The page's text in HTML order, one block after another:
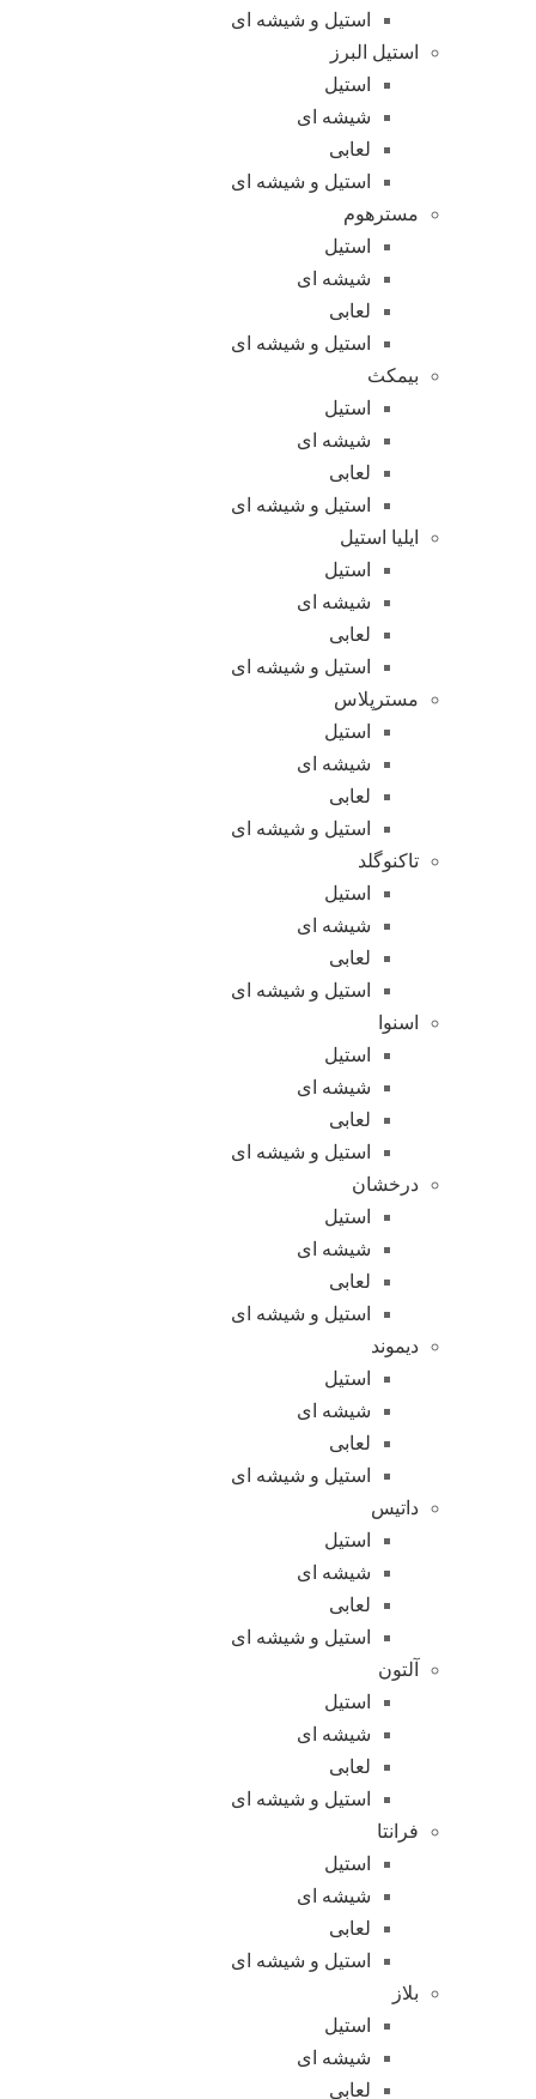
استیل و شیشه ای
استیل البرز
استیل
شیشه ای
لعابی
استیل و شیشه ای
مسترهوم
استیل
شیشه ای
لعابی
استیل و شیشه ای
بیمکث
استیل
شیشه ای
لعابی
استیل و شیشه ای
ایلیا استیل
استیل
شیشه ای
لعابی
استیل و شیشه ای
مسترپلاس
استیل
شیشه ای
لعابی
استیل و شیشه ای
تاکنوگلد
استیل
شیشه ای
لعابی
استیل و شیشه ای
اسنوا
استیل
شیشه ای
لعابی
استیل و شیشه ای
درخشان
استیل
شیشه ای
لعابی
استیل و شیشه ای
دیموند
استیل
شیشه ای
لعابی
استیل و شیشه ای
داتیس
استیل
شیشه ای
لعابی
استیل و شیشه ای
آلتون
استیل
شیشه ای
لعابی
استیل و شیشه ای
فرانتا
استیل
شیشه ای
لعابی
استیل و شیشه ای
بلاز
استیل
شیشه ای
لعابی